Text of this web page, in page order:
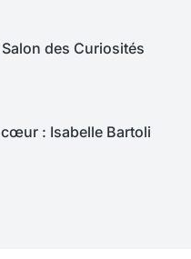
des Curiosités
: Isabelle Bartoli